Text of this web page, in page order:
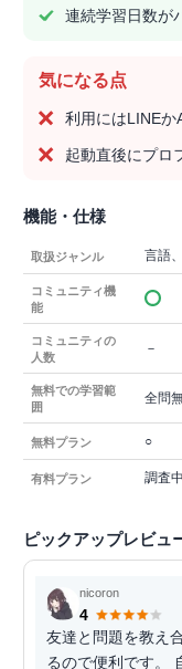
連続学習日数が
気になる点
利用にはLINEか
起動直後にプロ
機能・仕様
取扱ジャンル 言語
コミュニティ機
能
コミュニティの
人数
－
無料での学習範
囲
全問
無料プラン ○
有料プラン 調査中
ピックアップレビュ
nicoron
4
友達と問題を教え
るので便利です。